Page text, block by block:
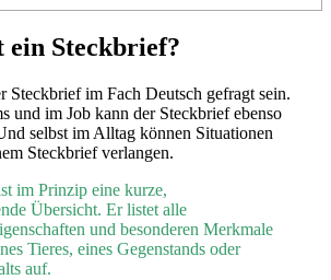
ein Steckbrief?
Steckbrief im Fach Deutsch gefragt sein.
und im Job kann der Steckbrief ebenso
selbst im Alltag können Situationen
Steckbrief verlangen.
im Prinzip eine kurze,
Übersicht. Er listet alle
und besonderen Merkmale
Tieres, eines Gegenstands oder
auf.